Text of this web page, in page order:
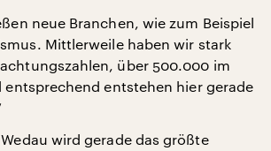
neue Branchen, wie zum Beispiel
Mittlerweile haben wir stark
über 500.000 im
entsprechend entstehen hier gerade
wird gerade das größte